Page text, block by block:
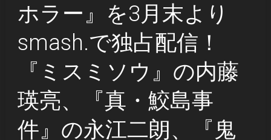
ホラー』を3月末より
smash.で独占配信！
『ミスミソウ』の内藤
瑛亮、『真・鮫島事
件』の永江二朗、『鬼